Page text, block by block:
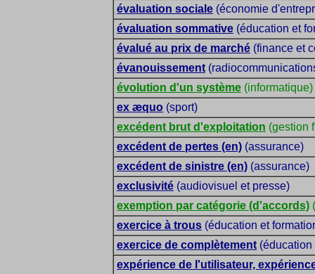
évaluation sociale (économie
évaluation sommative (éducation et
évalué au prix de marché (finance et
évanouissement
évolution d'un système (informatique)
ex æquo (sport)
excédent brut d'exploitation (gestion
excédent de pertes (en) (assurance)
excédent de sinistre (en) (assurance)
exclusivité (audiovisuel et presse)
exemption par catégorie (d'accords)
exercice à trous (éducation et
exercice de complètement (éducation
expérience de l'utilisateur,